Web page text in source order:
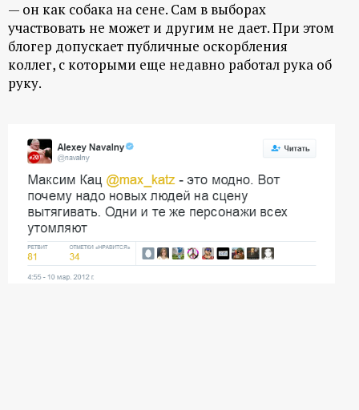
— он как собака на сене. Сам в выборах
участвовать не может и другим не дает. При этом
блогер допускает публичные оскорбления
коллег, с которыми еще недавно работал рука об
руку.